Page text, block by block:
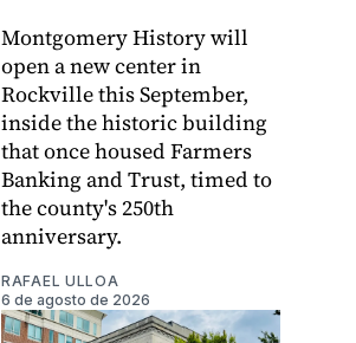
Montgomery History will
open a new center in
Rockville this September,
inside the historic building
that once housed Farmers
Banking and Trust, timed to
the county's 250th
anniversary.
RAFAEL ULLOA
6 de agosto de 2026